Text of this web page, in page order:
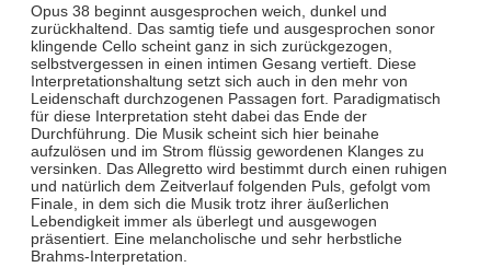
Opus 38 beginnt ausgesprochen weich, dunkel und
zurückhaltend. Das samtig tiefe und ausgesprochen sonor
klingende Cello scheint ganz in sich zurückgezogen,
selbstvergessen in einen intimen Gesang vertieft. Diese
Interpretationshaltung setzt sich auch in den mehr von
Leidenschaft durchzogenen Passagen fort. Paradigmatisch
für diese Interpretation steht dabei das Ende der
Durchführung. Die Musik scheint sich hier beinahe
aufzulösen und im Strom flüssig gewordenen Klanges zu
versinken. Das Allegretto wird bestimmt durch einen ruhigen
und natürlich dem Zeitverlauf folgenden Puls, gefolgt vom
Finale, in dem sich die Musik trotz ihrer äußerlichen
Lebendigkeit immer als überlegt und ausgewogen
präsentiert. Eine melancholische und sehr herbstliche
Brahms-Interpretation.